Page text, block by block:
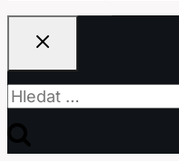
Vyhledávání